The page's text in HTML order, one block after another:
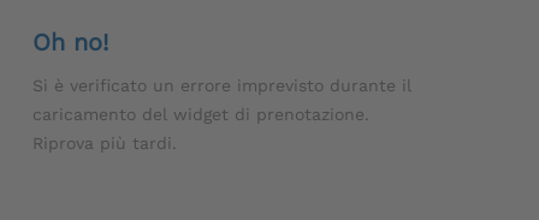
Oh no!
Si è verificato un errore imprevisto durante il
caricamento del widget di prenotazione.
Riprova più tardi.